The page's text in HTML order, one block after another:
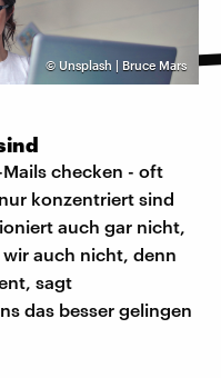
© Unsplash | Bruce Mars
checken - oft
konzentriert sind
auch gar nicht,
auch nicht, denn
sagt
das besser gelingen